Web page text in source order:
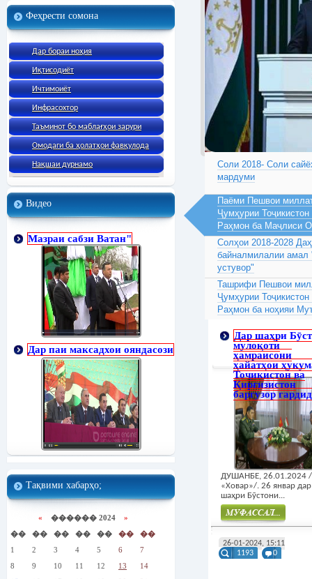
Феҳрести сомона
Дар бораи ноҳия
Иқтисодиёт
Ичтимоиёт
Инфрасохтор
Таъминот бо маблағҳои зарури
Омодаги ба ҳолатҳои фавқулода
Нақшаи дурнамо
Видео
Мазраи сабзи Ватан"
Дар паи максадхои ояндасози
Тақвими хабарҳо;
« ������ 2024 »
��
�� �� �� �� ��
��
1
2 3 4 5 6
7
8
9 10 11 12 13
14
Соли 2018- Соли
мардуми
Паёми Пешвои
Ҷумҳурии
Раҳмон ба Маҷлиси
Солҳои 2018-2028
байналмилалии
устувор"
Ташрифи Пешвои
Ҷумҳурии
Раҳмон ба ноҳияи
Дар шаҳри
мулоқоти
ҳамраисони
ҳайатҳои
Тоҷикистон ва
Қирғизистон
баргузор гардид
ДУШАНБЕ, 26.01.2024
«Ховар»/. 26 январ дар
шаҳри Бӯстони...
26-01-2024, 15:11
1193
0